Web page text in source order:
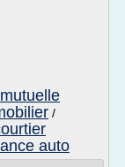
/
auto